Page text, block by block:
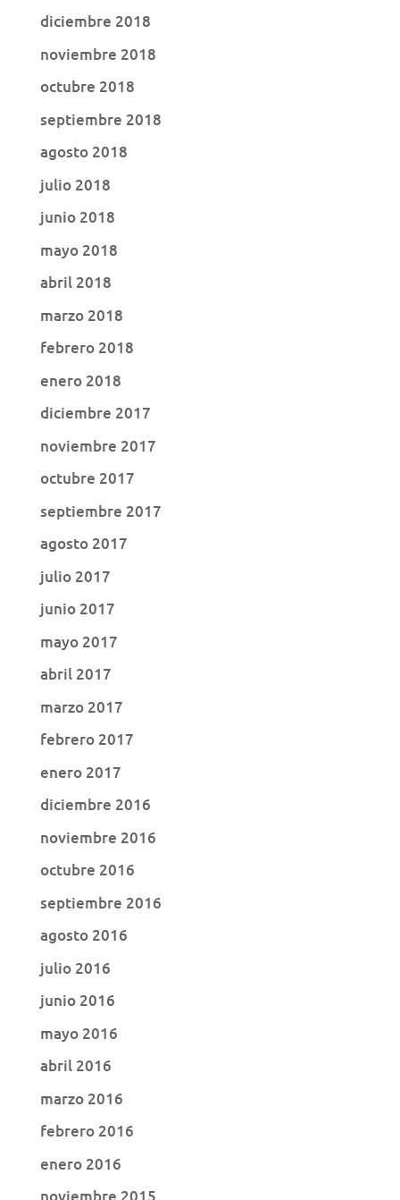
diciembre 2018
noviembre 2018
octubre 2018
septiembre 2018
agosto 2018
julio 2018
junio 2018
mayo 2018
abril 2018
marzo 2018
febrero 2018
enero 2018
diciembre 2017
noviembre 2017
octubre 2017
septiembre 2017
agosto 2017
julio 2017
junio 2017
mayo 2017
abril 2017
marzo 2017
febrero 2017
enero 2017
diciembre 2016
noviembre 2016
octubre 2016
septiembre 2016
agosto 2016
julio 2016
junio 2016
mayo 2016
abril 2016
marzo 2016
febrero 2016
enero 2016